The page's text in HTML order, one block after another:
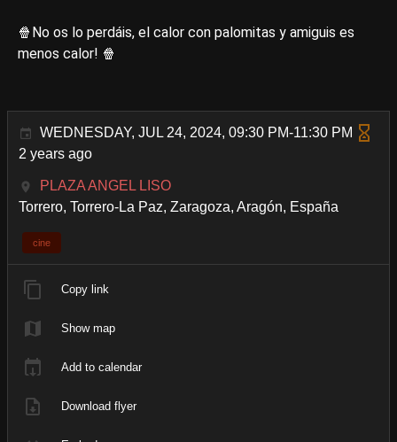
🍿No os lo perdáis, el calor con palomitas y amiguis es
menos calor! 🍿
WEDNESDAY, JUL 24, 2024, 09:30 PM-11:30 PM
2 years ago
PLAZA ANGEL LISO
Torrero, Torrero-La Paz, Zaragoza, Aragón, España
cine
Copy link
Show map
Add to calendar
Download flyer